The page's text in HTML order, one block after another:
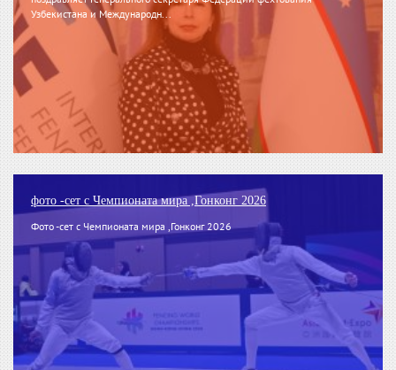
Узбекистана и Международн...
фото -сет с Чемпионата мира ,Гонконг 2026
Фото -сет с Чемпионата мира ,Гонконг 2026